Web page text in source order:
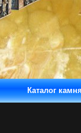
Каталог